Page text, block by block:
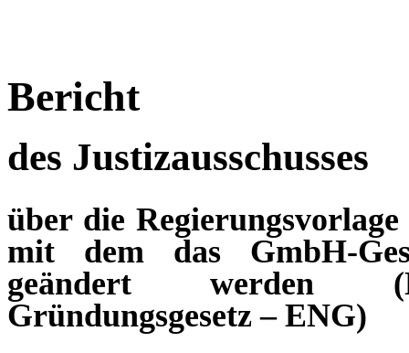
Bericht
des Justizausschusses
über die
mit dem das GmbH-
geändert werden
Gründungsgesetz – ENG)